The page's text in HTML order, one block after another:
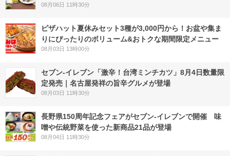
08月06日 11時30分
ピザハット夏休みセット3種が3,000円から！お盆や集ま
りにぴったりのボリューム&おトクな期間限定メニュー
08月03日 13時00分
セブン-イレブン「激辛！台湾ミンチカツ」8月4日数量限
定発売｜名古屋発祥の旨辛グルメが登場
08月03日 11時30分
長野県150周年記念フェアがセブン-イレブンで開催 味
噌や伝統野菜を使った新商品21品が登場
08月04日 11時30分